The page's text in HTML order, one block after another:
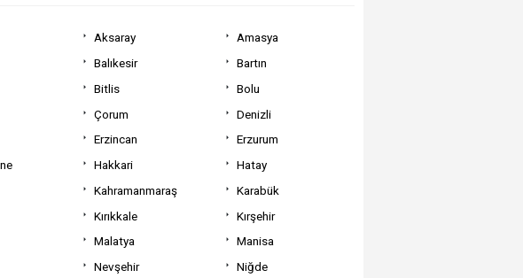
Aksaray
Amasya
Balıkesir
Bartın
Bitlis
Bolu
Çorum
Denizli
Erzincan
Erzurum
Hakkari
Hatay
Kahramanmaraş
Karabük
Kırıkkale
Kırşehir
Malatya
Manisa
Nevşehir
Niğde